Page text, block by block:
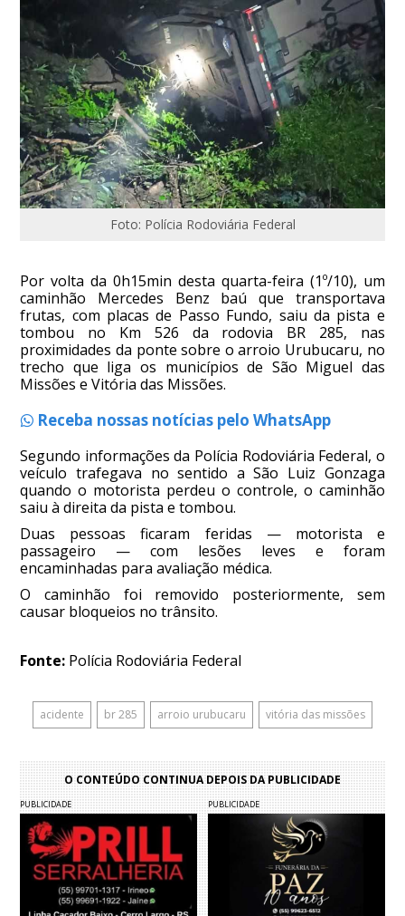
Foto: Polícia Rodoviária Federal
Por volta da 0h15min desta quarta-feira (1º/10), um
caminhão Mercedes Benz baú que transportava
frutas, com placas de Passo Fundo, saiu da pista e
tombou no Km 526 da rodovia BR 285, nas
proximidades da ponte sobre o arroio Urubucaru, no
trecho que liga os municípios de São Miguel das
Missões e Vitória das Missões.
Receba nossas notícias pelo WhatsApp
Segundo informações da Polícia Rodoviária Federal, o
veículo trafegava no sentido a São Luiz Gonzaga
quando o motorista perdeu o controle, o caminhão
saiu à direita da pista e tombou.
Duas pessoas ficaram feridas — motorista e
passageiro — com lesões leves e foram
encaminhadas para avaliação médica.
O caminhão foi removido posteriormente, sem
causar bloqueios no trânsito.
Fonte: Polícia Rodoviária Federal
acidente br 285 arroio urubucaru vitória das missões
O CONTEÚDO CONTINUA DEPOIS DA PUBLICIDADE
PUBLICIDADE PUBLICIDADE